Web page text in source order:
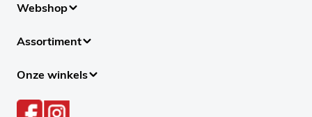
Webshop
Assortiment
Onze winkels